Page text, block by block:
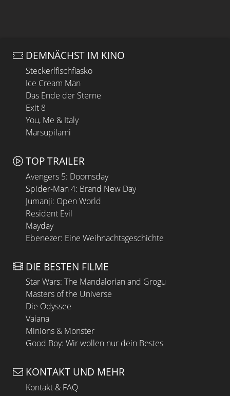
DEMNÄCHST IM KINO
Steckerlfischfiasko
Ice Cream Man
Das Ende der Sterne
Exit 8
You, Me & Italy
Marsupilami
TOP TRAILER
Avengers 5: Doomsday
Spider-Man 4: Brand New Day
Jumanji: Open World
Resident Evil
Mayday
Ebenezer: Eine Weihnachtsgeschichte
DIE BESTEN FILME
Star Wars: The Mandalorian and Grogu
Masters of the Universe
Die Odyssee
Vaiana
Minions & Monster
Good Boy: Wir wollen nur dein Bestes
KONTAKT UND MEHR
Kontakt & FAQ